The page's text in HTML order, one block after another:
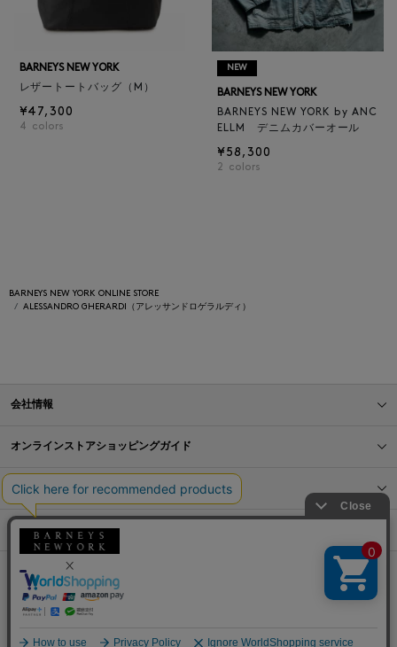
BARNEYS NEW YORK
レザートートバッグ（M）
¥47,300
4 colors
NEW
BARNEYS NEW YORK
BARNEYS NEW YORK by ANC
ELLM デニムカバーオール
¥58,300
2 colors
BARNEYS NEW YORK ONLINE STORE
ALESSANDRO GHERARDI（アレッサンドロゲラルディ）
会社情報
オンラインストアショッピングガイド
店舗情報
サービス